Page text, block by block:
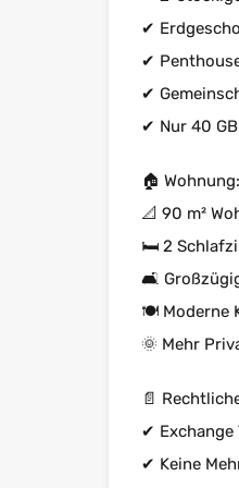
✔
✔
✔
✔ Nur 40
🏠 Wohnung:
📐 90 m²
🛏 2
🛋
🍽 Moderne
🌞 Mehr
📄
✔ Exchange
✔ Keine